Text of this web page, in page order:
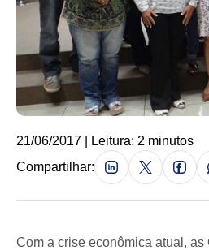
21/06/2017 | Leitura: 2 minutos
Compartilhar:
Com a crise econômica atual, as